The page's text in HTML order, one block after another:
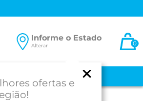
Informe o Estado
Alterar
ofertas e
0
PROD. PARA SAÚDE